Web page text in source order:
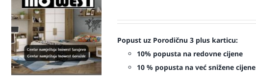
Popust uz Porodičnu 3 plus karticu:
10% popusta na redovne cijene
10 % popusta na već snižene cijene